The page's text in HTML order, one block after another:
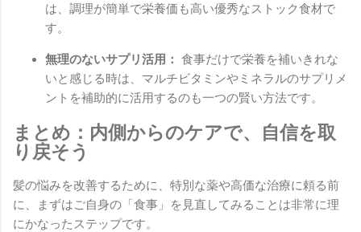
は、調理が簡単で栄養価も高い優秀なストック食材で
す。
無理のないサプリ活用： 食事だけで栄養を補いきれな
いと感じる時は、マルチビタミンやミネラルのサプリメ
ントを補助的に活用するのも一つの賢い方法です。
まとめ：内側からのケアで、自信を取
り戻そう
髪の悩みを改善するために、特別な薬や高価な治療に頼る前
に、まずはご自身の「食事」を見直してみることは非常に理
にかなったステップです。